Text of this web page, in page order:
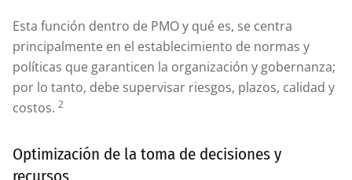
Esta función dentro de PMO y qué es, se centra
principalmente en el establecimiento de normas y
políticas que garanticen la organización y gobernanza;
por lo tanto, debe supervisar riesgos, plazos, calidad y
costos. 2
Optimización de la toma de decisiones y